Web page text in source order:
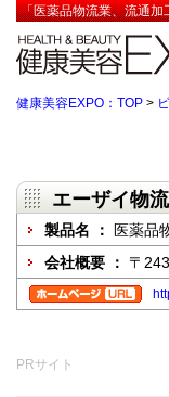
「医薬品物流業、流通加
健康美容EXPO：TOP >
エーザイ物
製品名 ：
医薬品
会社概要 ： 〒
PRサイト